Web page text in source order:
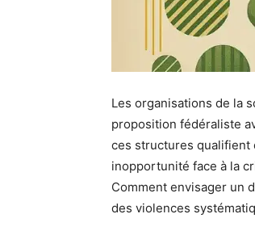
Les organisations de la
proposition fédéraliste
ces structures qualifient
inopportunité face à la
Comment envisager un
des violences